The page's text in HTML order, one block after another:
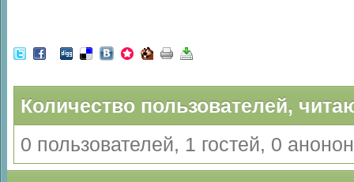
Количество пользователей,
0 пользователей, 1 гостей, 0